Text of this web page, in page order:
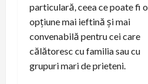
particulară, ceea ce poate fi o
opțiune mai ieftină și mai
convenabilă pentru cei care
călătoresc cu familia sau cu
grupuri mari de prieteni.